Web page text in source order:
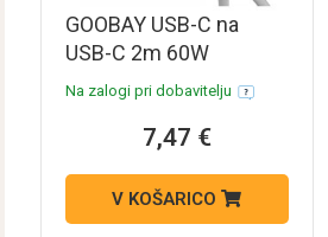
GOOBAY USB-C na
USB-C 2m 60W
480Mbit/s bel
podatkovni in polnilni
Na zalogi pri dobavitelju
7,47 €
V KOŠARICO